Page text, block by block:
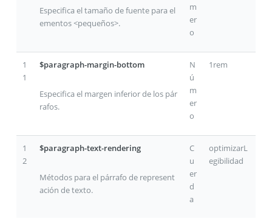
Especifica el tamaño de fuente para el
ementos <pequeños>.
m
er
o
1
1
$paragraph-margin-bottom
Especifica el margen inferior de los pár
rafos.
N
ú
m
er
o
1rem
1
2
$paragraph-text-rendering
Métodos para el párrafo de represent
ación de texto.
C
u
er
d
a
optimizarL
egibilidad